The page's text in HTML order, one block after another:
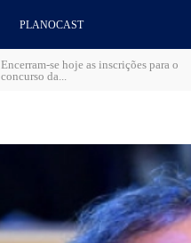
PLANOCAST
Encerram-se hoje as inscrições para o
concurso da...